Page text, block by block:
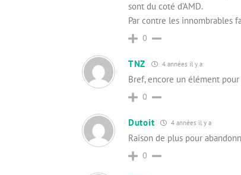
sont du coté d’AMD.
Par contre les innombrables
0
TNZ 4 années il y a
Bref, encore un élément
0
Dutoit 4 années il y a
Raison de plus pour
0